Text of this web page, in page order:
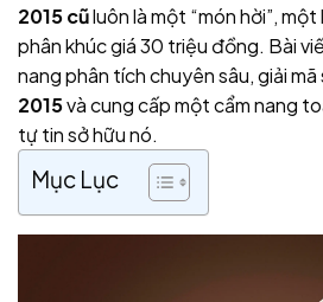
2015 cũluôn là một “món hời”,
phân khúc giá 30 triệu đồng. Bài
nang phân tích chuyên sâu, giải
2015và cung cấp một cẩm nang
tự tin sở hữu nó.
Mục Lục